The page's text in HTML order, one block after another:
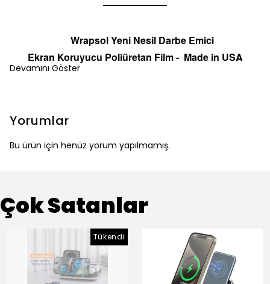
Wrapsol Yeni Nesil Darbe Emici
Ekran Koruyucu Poliüretan Film - Made in USA
Devamını Göster
Yorumlar
Bu ürün için henüz yorum yapılmamış.
Çok Satanlar
Tükendi